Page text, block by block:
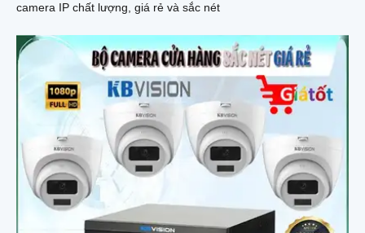
camera IP chất lượng, giá rẻ và sắc nét